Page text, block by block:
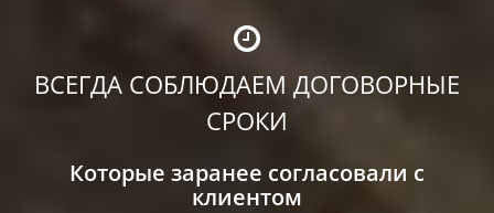
ВСЕГДА СОБЛЮДАЕМ ДОГОВОРНЫЕ
СРОКИ
Которые заранее согласовали с
клиентом